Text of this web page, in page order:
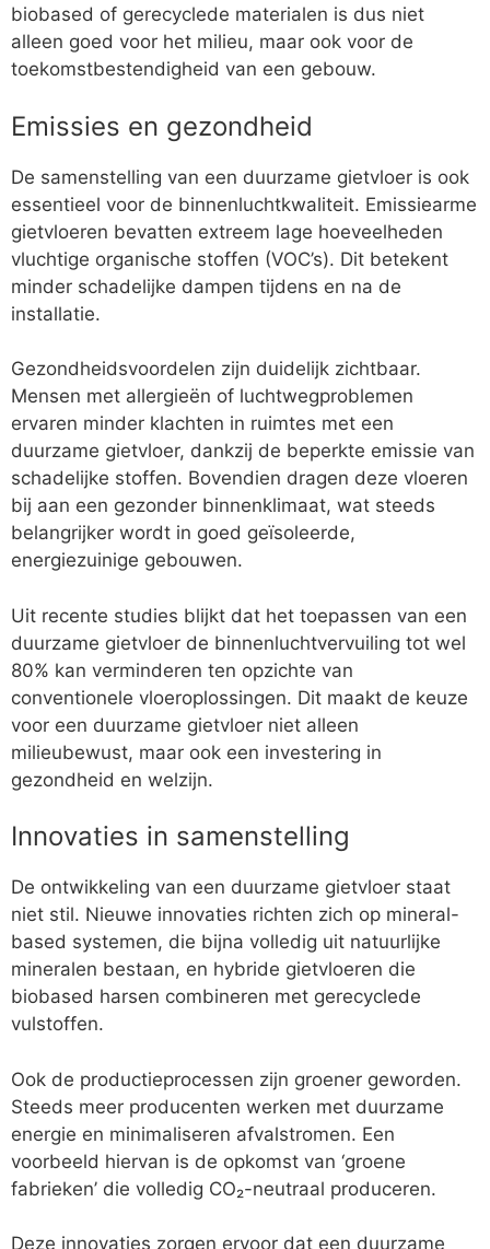
biobased of gerecyclede materialen is dus niet
alleen goed voor het milieu, maar ook voor de
toekomstbestendigheid van een gebouw.
Emissies en gezondheid
De samenstelling van een duurzame gietvloer is ook
essentieel voor de binnenluchtkwaliteit. Emissiearme
gietvloeren bevatten extreem lage hoeveelheden
vluchtige organische stoffen (VOC’s). Dit betekent
minder schadelijke dampen tijdens en na de
installatie.
Gezondheidsvoordelen zijn duidelijk zichtbaar.
Mensen met allergieën of luchtwegproblemen
ervaren minder klachten in ruimtes met een
duurzame gietvloer, dankzij de beperkte emissie van
schadelijke stoffen. Bovendien dragen deze vloeren
bij aan een gezonder binnenklimaat, wat steeds
belangrijker wordt in goed geïsoleerde,
energiezuinige gebouwen.
Uit recente studies blijkt dat het toepassen van een
duurzame gietvloer de binnenluchtvervuiling tot wel
80% kan verminderen ten opzichte van
conventionele vloeroplossingen. Dit maakt de keuze
voor een duurzame gietvloer niet alleen
milieubewust, maar ook een investering in
gezondheid en welzijn.
Innovaties in samenstelling
De ontwikkeling van een duurzame gietvloer staat
niet stil. Nieuwe innovaties richten zich op mineral-
based systemen, die bijna volledig uit natuurlijke
mineralen bestaan, en hybride gietvloeren die
biobased harsen combineren met gerecyclede
vulstoffen.
Ook de productieprocessen zijn groener geworden.
Steeds meer producenten werken met duurzame
energie en minimaliseren afvalstromen. Een
voorbeeld hiervan is de opkomst van ‘groene
fabrieken’ die volledig CO₂-neutraal produceren.
Deze innovaties zorgen ervoor dat een duurzame